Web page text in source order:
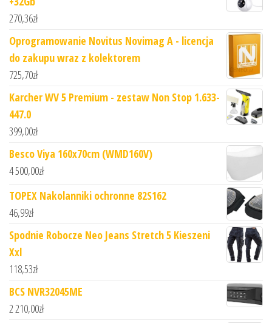
270,36zł
Oprogramowanie Novitus Novimag A - licencja
do zakupu wraz z kolektorem
725,70zł
Karcher WV 5 Premium - zestaw Non Stop 1.633-
447.0
399,00zł
Besco Viya 160x70cm (WMD160V)
4 500,00zł
TOPEX Nakolanniki ochronne 82S162
46,99zł
Spodnie Robocze Neo Jeans Stretch 5 Kieszeni
Xxl
118,53zł
BCS NVR32045ME
2 210,00zł